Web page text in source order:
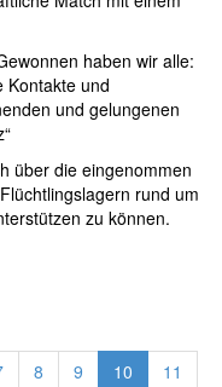
haben wir alle:
Kontakte und
und gelungenen
über die eingenommen
rund um
zu können.
8 9 10 11